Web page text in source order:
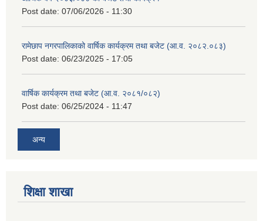
Post date: 07/06/2026 - 11:30
रामेछाप नगरपालिकाको वार्षिक कार्यक्रम तथा बजेट (आ.व. २०८२.०८३)
Post date: 06/23/2025 - 17:05
वार्षिक कार्यक्रम तथा बजेट (आ.व. २०८१/०८२)
Post date: 06/25/2024 - 11:47
अन्य
शिक्षा शाखा